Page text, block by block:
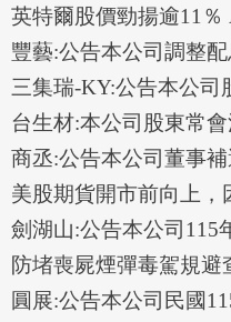
英特爾股價勁揚逾11％
豐藝:公告本公司調整
三集瑞-KY:公告本公司
台生材:本公司股東常
商丞:公告本公司董事
美股期貨開市前向上，
劍湖山:公告本公司115
防堵喪屍煙彈毒駕規避
圓展:公告本公司民國